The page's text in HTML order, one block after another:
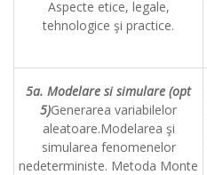
Aspecte etice, legale,
tehnologice şi practice.
5a. Modelare si simulare (opt
5)Generarea variabilelor
aleatoare.Modelarea şi
simularea fenomenelor
nedeterministe. Metoda Monte